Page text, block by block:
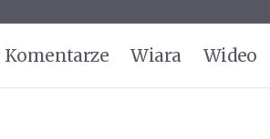
Komentarze Wiara Wideo